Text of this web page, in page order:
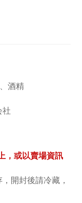
酒精
社
，或以賣場資訊
開封後請冷藏，